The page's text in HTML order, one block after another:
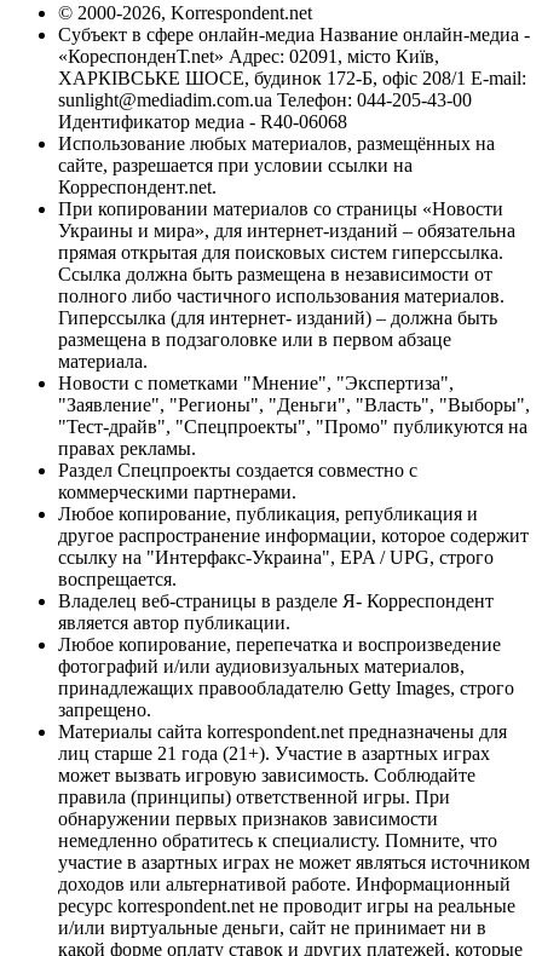
© 2000-2026, Korrespondent.net
Субъект в сфере онлайн-медиа Название онлайн-медиа -
«КореспонденТ.net» Адрес: 02091, місто Київ,
ХАРКІВСЬКЕ ШОСЕ, будинок 172-Б, офіс 208/1 E-mail:
sunlight@mediadim.com.ua Телефон: 044-205-43-00
Идентификатор медиа - R40-06068
Использование любых материалов, размещённых на
сайте, разрешается при условии ссылки на
Корреспондент.net.
При копировании материалов со страницы «Новости
Украины и мира», для интернет-изданий – обязательна
прямая открытая для поисковых систем гиперссылка.
Ссылка должна быть размещена в независимости от
полного либо частичного использования материалов.
Гиперссылка (для интернет- изданий) – должна быть
размещена в подзаголовке или в первом абзаце
материала.
Новости с пометками "Мнение", "Экспертиза",
"Заявление", "Регионы", "Деньги", "Власть", "Выборы",
"Тест-драйв", "Спецпроекты", "Промо" публикуются на
правах рекламы.
Раздел Спецпроекты создается совместно с
коммерческими партнерами.
Любое копирование, публикация, републикация и
другое распространение информации, которое содержит
ссылку на "Интерфакс-Украина", EPA / UPG, строго
воспрещается.
Владелец веб-страницы в разделе Я- Корреспондент
является автор публикации.
Любое копирование, перепечатка и воспроизведение
фотографий и/или аудиовизуальных материалов,
принадлежащих правообладателю Getty Images, строго
запрещено.
Материалы сайта korrespondent.net предназначены для
лиц старше 21 года (21+). Участие в азартных играх
может вызвать игровую зависимость. Соблюдайте
правила (принципы) ответственной игры. При
обнаружении первых признаков зависимости
немедленно обратитесь к специалисту. Помните, что
участие в азартных играх не может являться источником
доходов или альтернативой работе. Информационный
ресурс korrespondent.net не проводит игры на реальные
и/или виртуальные деньги, сайт не принимает ни в
какой форме оплату ставок и других платежей, которые